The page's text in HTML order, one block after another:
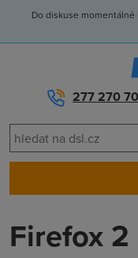
Do diskuse
277 270
Firefox